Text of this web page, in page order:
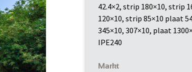
42.4×2, strip 180×10, strip
120×10, strip 85×10 plaat
345×10, 307×10, plaat
IPE240
Markt